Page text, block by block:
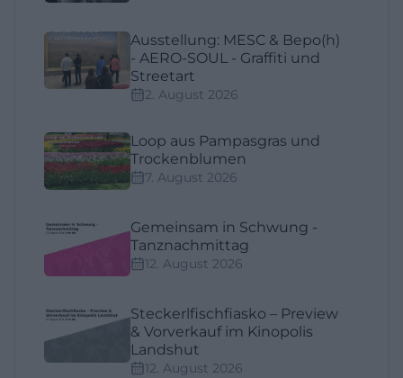
Ausstellung: MESC & Bepo(h)
- AERO-SOUL - Graffiti und
Streetart
2. August 2026
Loop aus Pampasgras und
Trockenblumen
7. August 2026
Gemeinsam in Schwung -
Tanznachmittag
12. August 2026
Steckerlfischfiasko – Preview
& Vorverkauf im Kinopolis
Landshut
12. August 2026